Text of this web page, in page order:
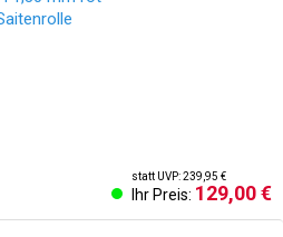
statt UVP: 239,95 €
Ihr Preis: 129,00 €